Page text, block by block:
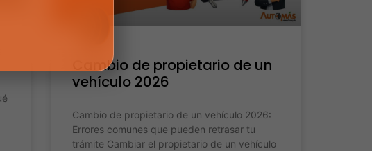
Cambio de propietario de un
vehículo 2026
Cambio de propietario de un vehículo 2026:
Errores comunes que pueden retrasar tu
trámite Cambiar el propietario de un vehículo